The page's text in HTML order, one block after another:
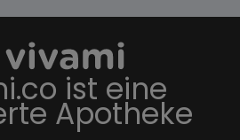
ist eine
Apotheke